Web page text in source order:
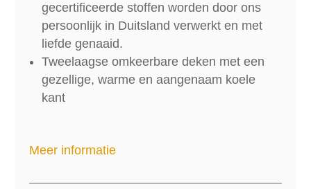
gecertificeerde stoffen worden door ons
persoonlijk in Duitsland verwerkt en met
liefde genaaid.
Tweelaagse omkeerbare deken met een
gezellige, warme en aangenaam koele
kant
Meer informatie